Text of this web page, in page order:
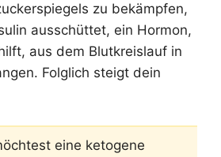
zu bekämpfen,
ausschüttet, ein Hormon,
aus dem Blutkreislauf in
Folglich steigt dein
eine ketogene